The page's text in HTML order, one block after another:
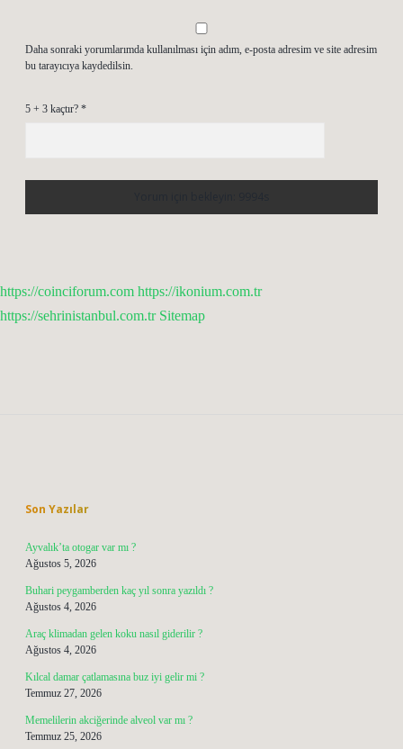
Daha sonraki yorumlarımda kullanılması için adım, e-posta adresim ve site adresim
bu tarayıcıya kaydedilsin.
5 + 3 kaçtır? *
https://coinciforum.com https://ikonium.com.tr
https://sehrinistanbul.com.tr Sitemap
Son Yazılar
Ayvalık’ta otogar var mı ?
Ağustos 5, 2026
Buhari peygamberden kaç yıl sonra yazıldı ?
Ağustos 4, 2026
Araç klimadan gelen koku nasıl giderilir ?
Ağustos 4, 2026
Kılcal damar çatlamasına buz iyi gelir mi ?
Temmuz 27, 2026
Memelilerin akciğerinde alveol var mı ?
Temmuz 25, 2026